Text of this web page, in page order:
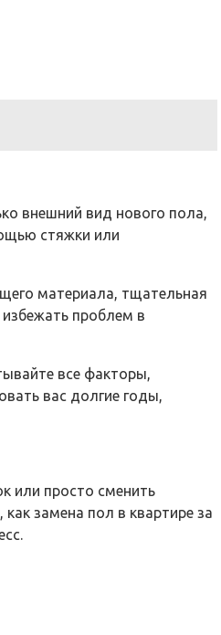
внешний вид нового пола,
стяжки или
материала, тщательная
проблем в
все факторы,
вас долгие годы,
или просто сменить
замена пол в квартире за